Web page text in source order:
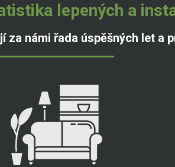
lepených a
za námi řada úspěšných let a